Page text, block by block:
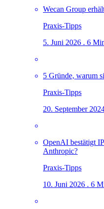
Wecan Group
Praxis-Tipps
5. Juni 2026 . 6
5 Gründe, warum
Praxis-Tipps
20. September
OpenAI bestätigt
Anthropic?
Praxis-Tipps
10. Juni 2026 . 6